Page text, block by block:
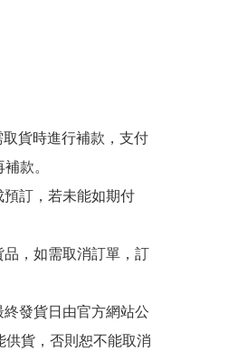
貨時進行補款，支付
款。
訂，若未能如期付
，如需取消訂單，訂
發貨日由官方網站公
貨，否則恕不能取消